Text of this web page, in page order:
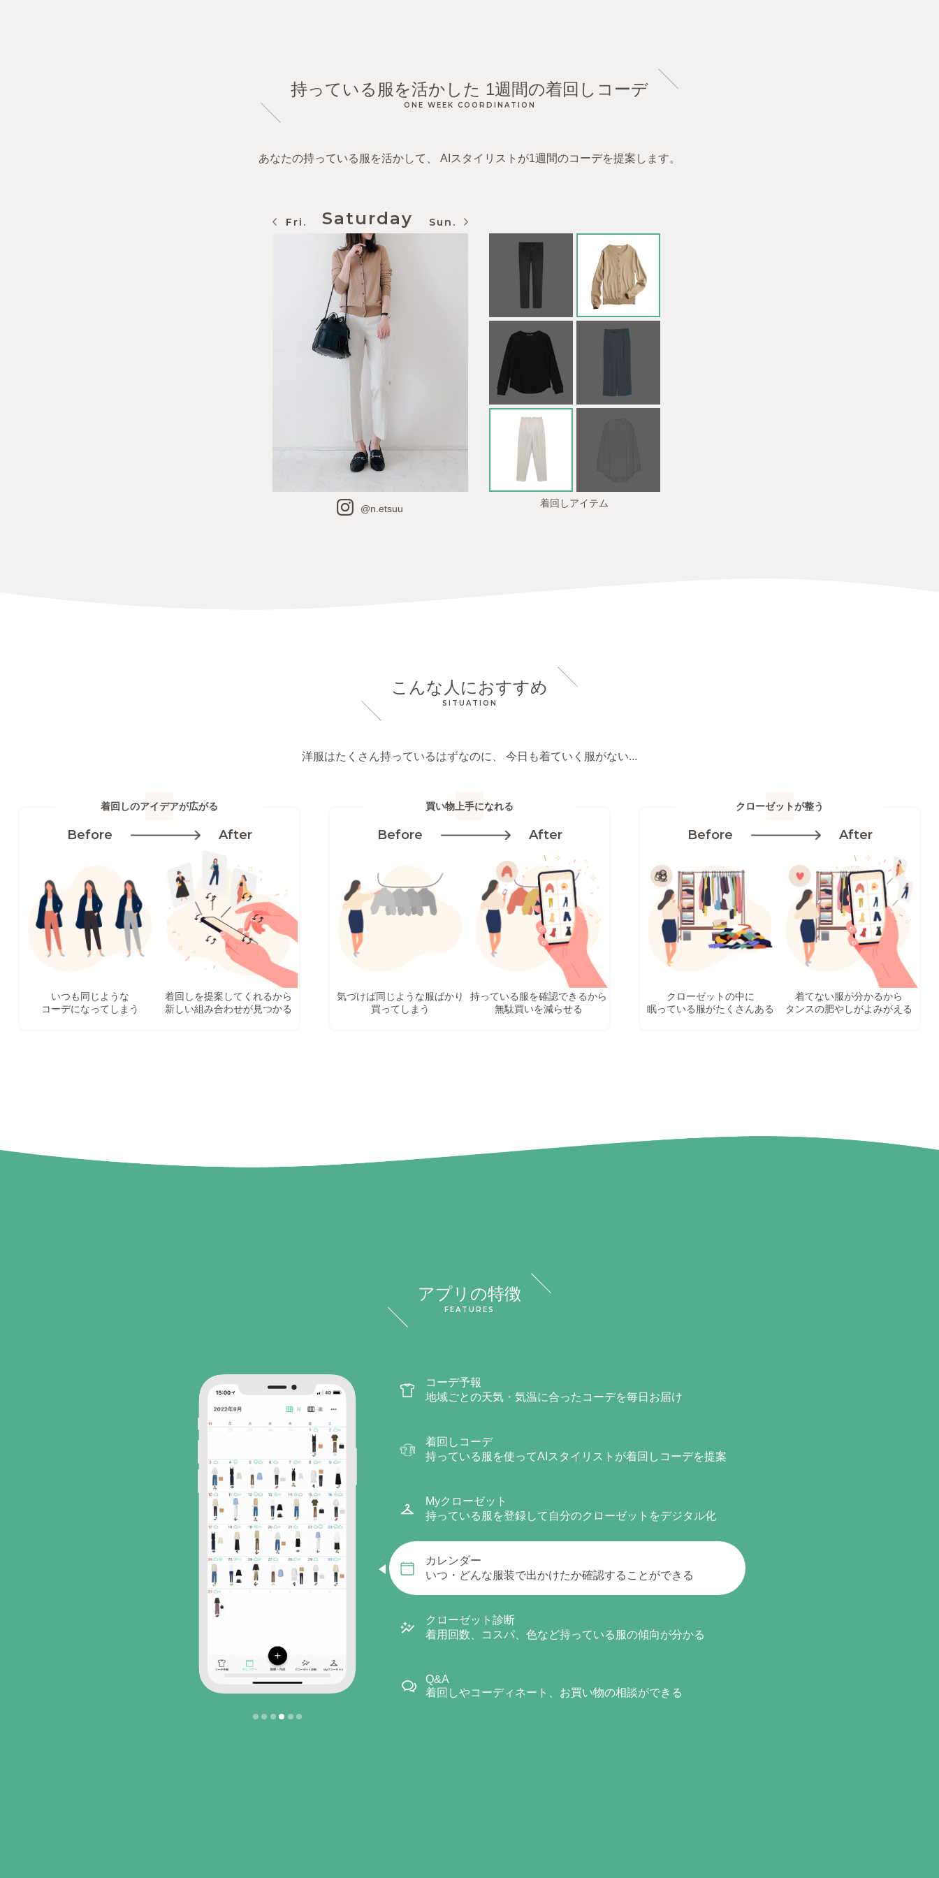
持っている服を活かした 1週間の着回しコーデ
ONE WEEK COORDINATION
あなたの持っている服を活かして、 AIスタイリストが1週間のコーデを提案します。
Sat. Sunday Mon.
@n.etsuu 着回しアイテム
こんな人におすすめ
SITUATION
洋服はたくさん持っているはずなのに、 今日も着ていく服がない...
着回しのアイデアが広がる
Before After
いつも同じような
コーデになってしまう
着回しを提案してくれるから
新しい組み合わせが見つかる
買い物上手になれる
Before After
気づけば同じような服ばかり
買ってしまう
持っている服を確認できるから
無駄買いを減らせる
クローゼットが整う
Before After
クローゼットの中に
眠っている服がたくさんある
着てない服が分かるから
タンスの肥やしがよみがえる
アプリの特徴
FEATURES
コーデ予報
地域ごとの天気・気温に合ったコーデを毎日お届け
着回しコーデ
持っている服を使ってAIスタイリストが着回しコーデを提案
Myクローゼット
持っている服を登録して自分のクローゼットをデジタル化
カレンダー
いつ・どんな服装で出かけたか確認することができる
クローゼット診断
着用回数、コスパ、色など持っている服の傾向が分かる
Q&A
着回しやコーディネート、お買い物の相談ができる